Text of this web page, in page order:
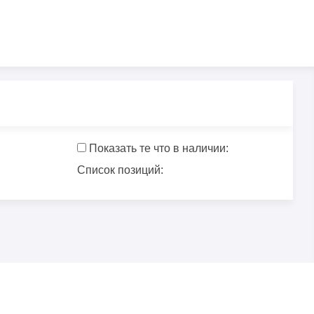
Показать те что в наличии:
Список позиций: